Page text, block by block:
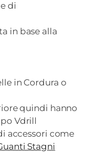
di
in base alla
in Cordura o
quindi hanno
Vdrill
accessori come
Stagni